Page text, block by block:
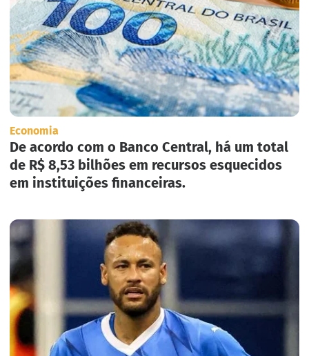
Economia
De acordo com o Banco Central, há um total
de R$ 8,53 bilhões em recursos esquecidos
em instituições financeiras.